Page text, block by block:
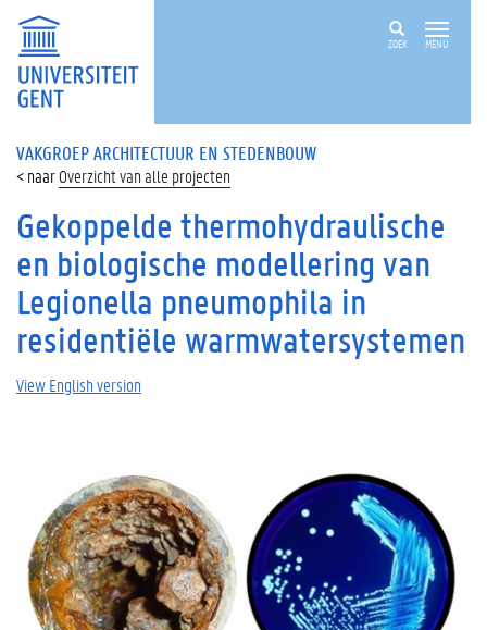
ZOEK MENU
VAKGROEP ARCHITECTUUR EN STEDENBOUW
Overzicht van alle projecten
Gekoppelde thermohydraulische
en biologische modellering van
Legionella pneumophila in
residentiële warmwatersystemen
View English version